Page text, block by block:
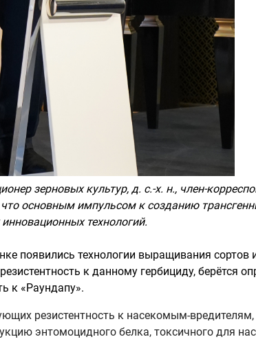
зерновых культур, д. с.-х. н., член-
основным импульсом к созданию
технологий.
появились технологии выращивания
к данному гербициду, берётся
к «Раундапу».
резистентность к насекомым-
энтомоцидного белка, токсичного для